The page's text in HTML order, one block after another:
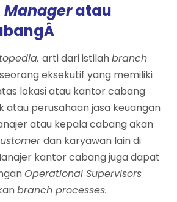
Manageratau
arti dari istilahbranch
eksekutif yang memiliki
lokasi atau kantor cabang
atau perusahaan jasa keuangan
atau kepala cabang akan
dan karyawan lain di
kantor cabang juga dapat
Operational Supervisors
branch processes.